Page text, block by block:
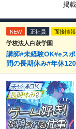
掲
NEW 正社員 面接情
学校法人白萩学園
講師#未経験OK#eス
間の長期休み#年休